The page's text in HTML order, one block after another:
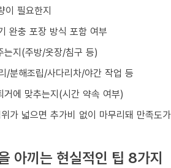
이 필요한지
완충 포장 방식 포함 여부
는지(주방/옷장/침구 등)
/분해조립/사다리차/야간 작업 등
거에 맞추는지(시간 약속 여부)
가 넓으면 추가비 없이 마무리돼 만족도
아끼는 현실적인 팁 8가지